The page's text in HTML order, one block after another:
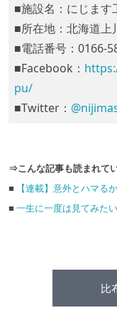
■施設名：にじます
■所在地：北海道上
■電話番号：0166-
■Facebook：
pu/
■Twitter：
⇒こんな記事も読まれて
■
【連載】意外とハマ
■ 一生に一度は見てみた
比